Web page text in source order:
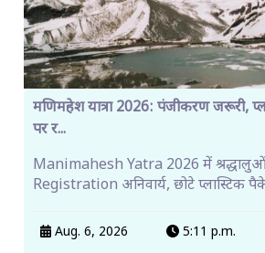
मणिमहेश यात्रा 2026: पंजीकरण जरूरी,
पर र...
Manimahesh Yatra 2026 में
Registration अनिवार्य, छोटे प्लास्टिक
Aug. 6, 2026 5:11 p.m.